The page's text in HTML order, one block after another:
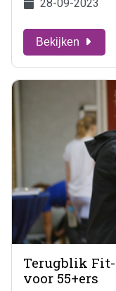
28-09-2023
Bekijken
Terugblik
voor 55+ers